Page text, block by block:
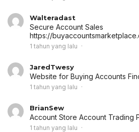
Walteradast
Secure Account Sales
https://
1 tahun yang lalu
JaredTwesy
Website for Buying Accounts
1 tahun yang lalu
BrianSew
Account Store Account Trading
1 tahun yang lalu